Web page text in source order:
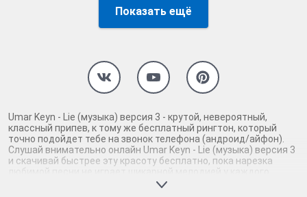
Показать ещё
Umar Keyn - Lie (музыка) версия 3 - крутой, невероятный,
классный припев, к тому же бесплатный рингтон, который
точно подойдет тебе на звонок телефона (андроид/айфон).
Слушай внимательно онлайн Umar Keyn - Lie (музыка) версия 3
и скачивай быстрее эту красоту бесплатно, пока нарезка
любимой песни не играет шикарной мелодией у каждого
второго на звонке. Будь первым, кто скачает бесплатно сей